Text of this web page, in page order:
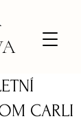
CARLI